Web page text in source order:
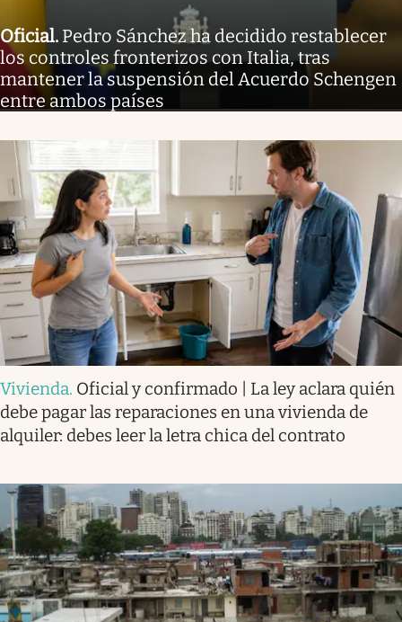
Oficial. Pedro Sánchez ha decidido restablecer
los controles fronterizos con Italia, tras
mantener la suspensión del Acuerdo Schengen
entre ambos países
Vivienda. Oficial y confirmado | La ley aclara quién
debe pagar las reparaciones en una vivienda de
alquiler: debes leer la letra chica del contrato